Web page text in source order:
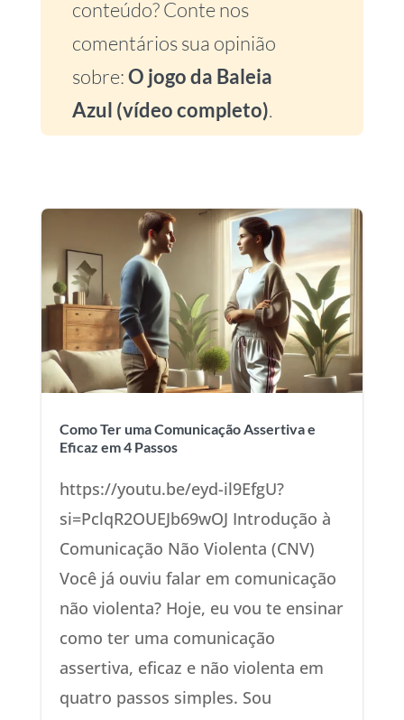
conteúdo? Conte nos
comentários sua opinião
sobre:O jogo da Baleia
Azul (vídeo completo).
Como Ter uma Comunicação Assertiva e
Eficaz em 4 Passos
https://youtu.be/eyd-il9EfgU?
si=PclqR2OUEJb69wOJ Introdução à
Comunicação Não Violenta (CNV)
Você já ouviu falar em comunicação
não violenta? Hoje, eu vou te ensinar
como ter uma comunicação
assertiva, eficaz e não violenta em
quatro passos simples. Sou